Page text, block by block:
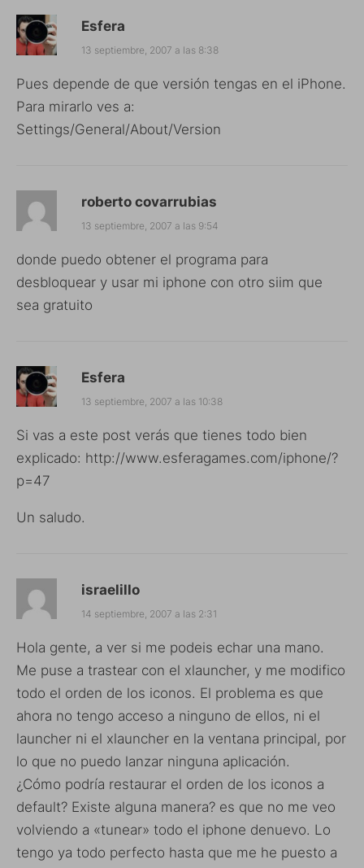
Esfera
13 septiembre, 2007 a las 8:38
Pues depende de que versión tengas en el iPhone.
Para mirarlo ves a:
Settings/General/About/Version
roberto covarrubias
13 septiembre, 2007 a las 9:54
donde puedo obtener el programa para
desbloquear y usar mi iphone con otro siim que
sea gratuito
Esfera
13 septiembre, 2007 a las 10:38
Si vas a este post verás que tienes todo bien
explicado: http://www.esferagames.com/iphone/?
p=47
Un saludo.
israelillo
14 septiembre, 2007 a las 2:31
Hola gente, a ver si me podeis echar una mano.
Me puse a trastear con el xlauncher, y me modifico
todo el orden de los iconos. El problema es que
ahora no tengo acceso a ninguno de ellos, ni el
launcher ni el xlauncher en la ventana principal, por
lo que no puedo lanzar ninguna aplicación.
¿Cómo podría restaurar el orden de los iconos a
default? Existe alguna manera? es que no me veo
volviendo a «tunear» todo el iphone denuevo. Lo
tengo ya todo perfecto hasta que me he puesto a